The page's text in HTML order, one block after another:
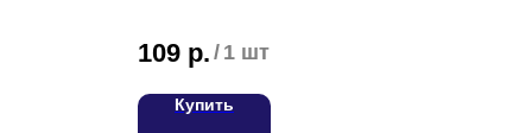
109 р. / 1 шт
Купить